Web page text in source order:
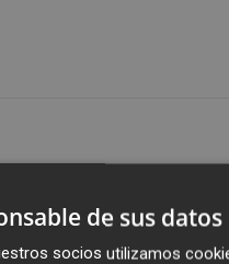
de Inversiones (BEI),
legislatura
de sus datos
socios utilizamos